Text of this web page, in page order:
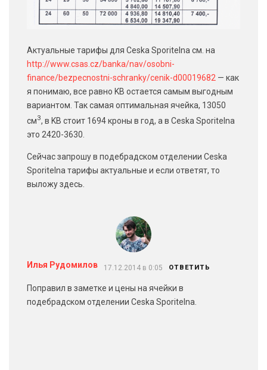
Актуальные тарифы для Ceska Sporitelna см. на
http://www.csas.cz/banka/nav/osobni-
finance/bezpecnostni-schranky/cenik-d00019682 — как
я понимаю, все равно KB остается самым выгодным
вариантом. Так самая оптимальная ячейка, 13050
см3, в KB стоит 1694 кроны в год, а в Ceska Sporitelna
это 2420-3630.
Сейчас запрошу в подебрадском отделении Ceska
Sporitelna тарифы актуальные и если ответят, то
выложу здесь.
Илья Рудомилов 17.12.2014 в 0:05 ОТВЕТИТЬ
Поправил в заметке и цены на ячейки в
подебрадском отделении Ceska Sporitelna.